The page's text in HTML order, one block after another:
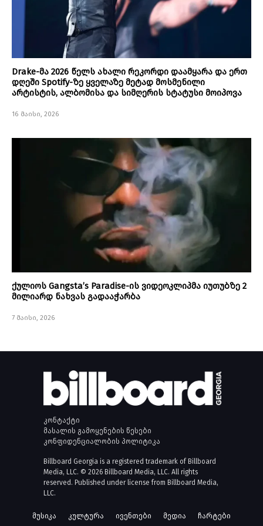
Drake-მა 2026 წელს ახალი რეკორდი დაამყარა და ერთ
დღეში Spotify-ზე ყველაზე მეტად მოსმენილი
არტისტის, ალბომისა და სიმღერის სტატუსი მოიპოვა
16 მაისი, 2026
ქულიოს Gangsta’s Paradise-ის ვიდეოკლიპმა იუთუბზე 2
მილიარდ ნახვას გადააჭარბა
7 მაისი, 2026
კონტაქტი
მასალის გამოყენების წესები
კონფიდენციალობის პოლიტიკა
Billboard Georgia is a registered trademark of Billboard
Media, LLC. © 2026 Billboard Media, LLC. All rights
reserved. Published under license from Billboard Media,
LLC.
მუსიკა კულტურა ივენთები მედია ჩარტები